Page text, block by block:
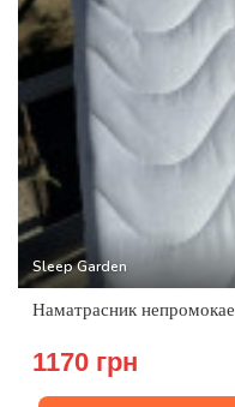
Sleep Garden
Наматрасник
1170 грн